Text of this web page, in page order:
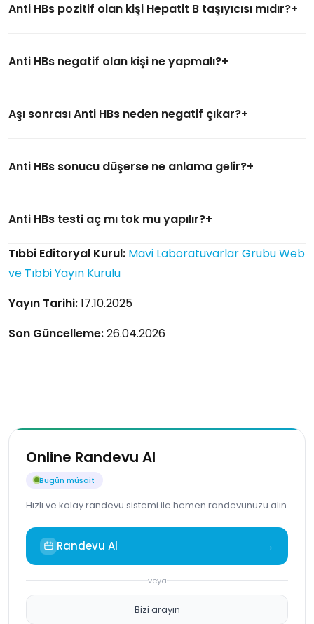
Anti HBs pozitif olan kişi Hepatit B taşıyıcısı mıdır?
Anti HBs negatif olan kişi ne yapmalı?
Aşı sonrası Anti HBs neden negatif çıkar?
Anti HBs sonucu düşerse ne anlama gelir?
Anti HBs testi aç mı tok mu yapılır?
Tıbbi Editoryal Kurul: Mavi Laboratuvarlar Grubu Web
ve Tıbbi Yayın Kurulu
Yayın Tarihi:17.10.2025
Son Güncelleme:26.04.2026
Online Randevu Al
Bugün müsait
Hızlı ve kolay randevu sistemi ile hemen randevunuzu alın
Randevu Al →
veya
Bizi arayın